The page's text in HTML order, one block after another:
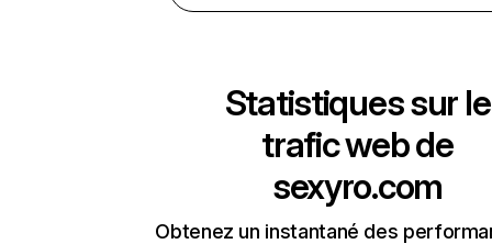
Statistiques sur le
trafic web de
sexyro.com
Obtenez un instantané des